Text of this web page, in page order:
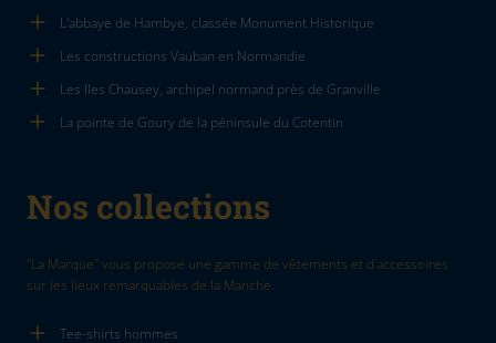
L'abbaye de Hambye, classée Monument Historique
Les constructions Vauban en Normandie
Les Iles Chausey, archipel normand près de Granville
La pointe de Goury de la péninsule du Cotentin
Nos collections
"La Marque" vous propose une gamme de vêtements et d'accessoires
sur les lieux remarquables de la Manche.
Tee-shirts hommes